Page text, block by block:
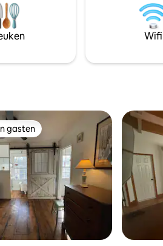
badkamer en een
met 2 queensize
15
Wifi
gasten
gasten